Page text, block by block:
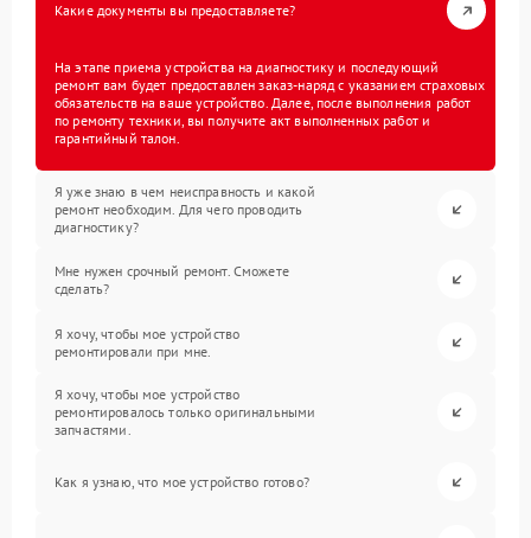
Какие документы вы предоставляете?
На этапе приема устройства на диагностику и последующий
ремонт вам будет предоставлен заказ-наряд с указанием страховых
обязательств на ваше устройство. Далее, после выполнения работ
по ремонту техники, вы получите акт выполненных работ и
гарантийный талон.
Я уже знаю в чем неисправность и какой
ремонт необходим. Для чего проводить
диагностику?
Мне нужен срочный ремонт. Сможете
сделать?
Я хочу, чтобы мое устройство
ремонтировали при мне.
Я хочу, чтобы мое устройство
ремонтировалось только оригинальными
запчастями.
Как я узнаю, что мое устройство готово?